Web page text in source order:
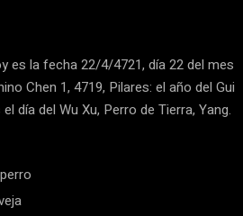
es la fecha 22/4/4721, día 22 del mes
Chen 1, 4719, Pilares: el año del Gui
día del Wu Xu, Perro de Tierra, Yang.